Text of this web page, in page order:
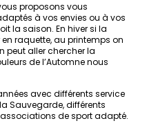
proposons vous
à vos envies ou à vos
la saison. En hiver si la
raquette, au printemps on
peut aller chercher la
de l’Automne nous
avec différents service
Sauvegarde, différents
de sport adapté.